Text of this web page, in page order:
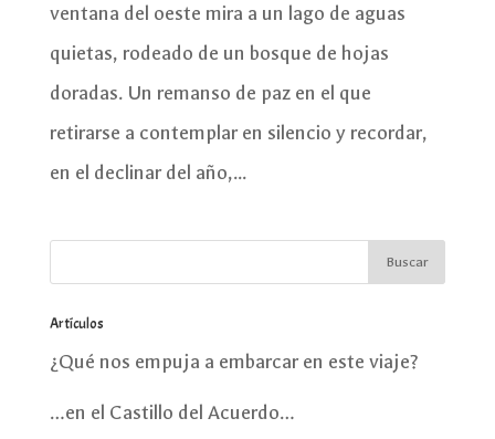
ventana del oeste mira a un lago de aguas
quietas, rodeado de un bosque de hojas
doradas. Un remanso de paz en el que
retirarse a contemplar en silencio y recordar,
en el declinar del año,...
Artículos
¿Qué nos empuja a embarcar en este viaje?
…en el Castillo del Acuerdo…